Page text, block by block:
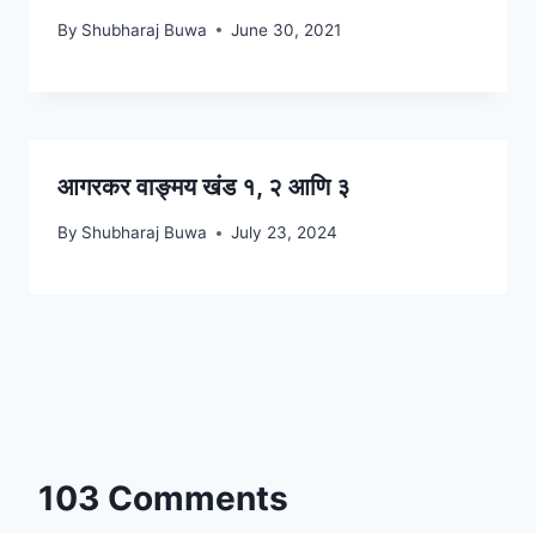
By Shubharaj Buwa June 30, 2021
आगरकर वाङ्मय खंड १, २ आणि ३
By Shubharaj Buwa July 23, 2024
103 Comments